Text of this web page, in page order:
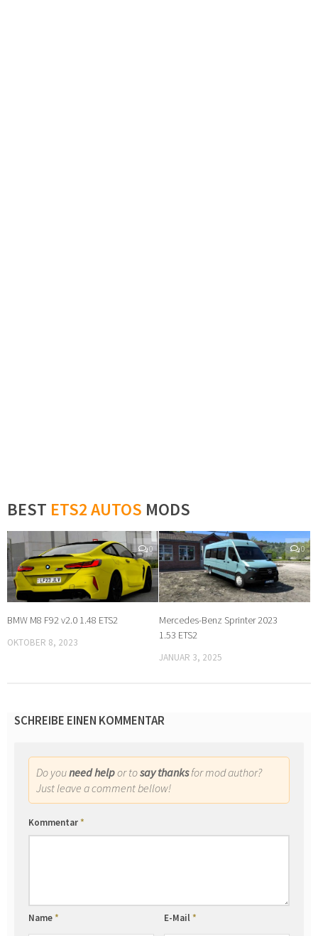
BEST ETS2 AUTOS MODS
0
BMW M8 F92 v2.0 1.48 ETS2
OKTOBER 8, 2023
0
Mercedes-Benz Sprinter 2023
1.53 ETS2
JANUAR 3, 2025
SCHREIBE EINEN KOMMENTAR
Do youneed helpor tosay thanksfor mod author?
Just leave a comment bellow!
Kommentar*
Name* E-Mail*